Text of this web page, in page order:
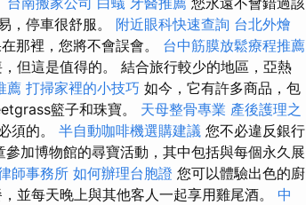
，停車很舒服。 附近眼科快速查詢 台北外燴
那裡，您將不會誤會。 台中筋膜放鬆療程推薦
但這是值得的。 結合旅行較少的地區，亞熱
薦 打掃家裡的小技巧 如今，它有許多商品，包
籃子和珠寶。 天母整骨專業 產後護理之
須的。 半自動咖啡機選購建議 您不必違反銀行
參加博物館的尋寶活動，其中包括與每個永久展
師事務所 如何辦理台胞證 您可以體驗出色的廚
並每天晚上與其他客人一起享用雞尾酒。 中